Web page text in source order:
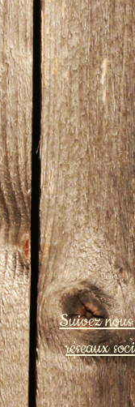
Suivez
réseaux